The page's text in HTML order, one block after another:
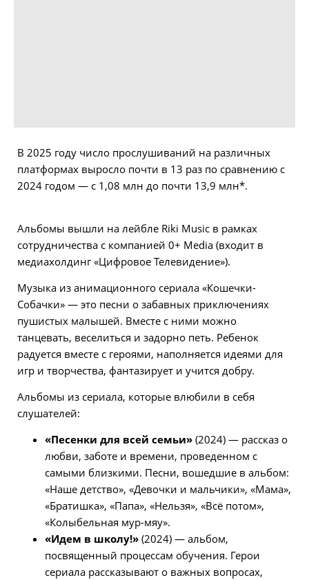
В 2025 году число прослушиваний на различных
платформах выросло почти в 13 раз по сравнению с
2024 годом — с 1,08 млн до почти 13,9 млн*.
Альбомы вышли на лей­бле Riki Music в рамках
сотрудничества с компанией 0+ Media (входит в
медиахолдинг «Цифровое Телевидение»).
Музыка из анимационного сериала «Кошечки-
Собачки» — это песни о забавных приключениях
пушистых малышей. Вместе с ними можно
танцевать, веселиться и задорно петь. Ребенок
радуется вместе с героями, наполняется идеями для
игр и творчества, фантазирует и учится добру.
Альбомы из сериала, которые влюбили в себя
слушателей:
«Песенки для всей семьи» (2024) — рассказ о
любви, заботе и времени, проведенном с
самыми близкими. Песни, вошедшие в альбом:
«Наше детство», «Девочки и мальчики», «Мама»,
«Братишка», «Папа», «Нельзя», «Всё потом»,
«Колыбельная мур-мяу».
«Идем в школу!» (2024) — альбом,
посвященный процессам обучения. Герои
сериала рассказывают о важных вопросах,